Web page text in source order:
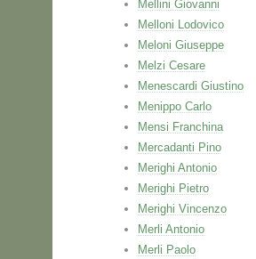
Mellini Giovanni
Melloni Lodovico
Meloni Giuseppe
Melzi Cesare
Menescardi Giustino
Menippo Carlo
Mensi Franchina
Mercadanti Pino
Merighi Antonio
Merighi Pietro
Merighi Vincenzo
Merli Antonio
Merli Paolo